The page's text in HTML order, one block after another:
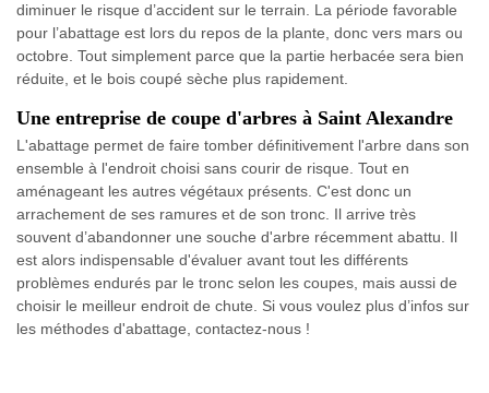
diminuer le risque d’accident sur le terrain. La période favorable
pour l’abattage est lors du repos de la plante, donc vers mars ou
octobre. Tout simplement parce que la partie herbacée sera bien
réduite, et le bois coupé sèche plus rapidement.
Une entreprise de coupe d'arbres à Saint Alexandre
L'abattage permet de faire tomber définitivement l'arbre dans son
ensemble à l'endroit choisi sans courir de risque. Tout en
aménageant les autres végétaux présents. C'est donc un
arrachement de ses ramures et de son tronc. Il arrive très
souvent d’abandonner une souche d'arbre récemment abattu. Il
est alors indispensable d'évaluer avant tout les différents
problèmes endurés par le tronc selon les coupes, mais aussi de
choisir le meilleur endroit de chute. Si vous voulez plus d’infos sur
les méthodes d'abattage, contactez-nous !